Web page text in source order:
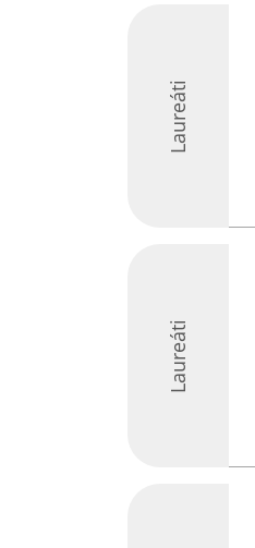
Laureáti
Laureáti